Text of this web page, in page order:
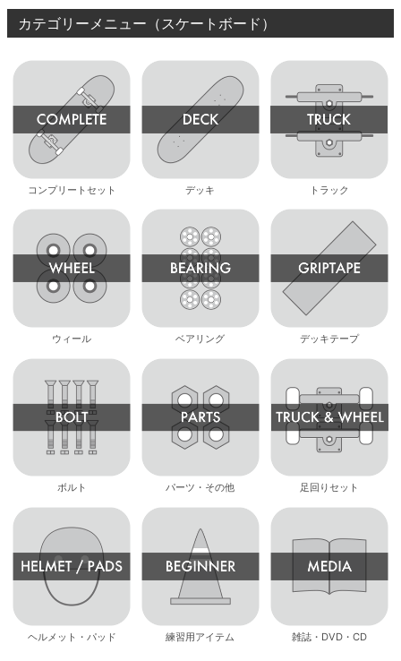
カテゴリーメニュー（スケートボード）
コンプリートセット デッキ トラック
ウィール ベアリング デッキテープ
ボルト パーツ・その他 足回りセット
ヘルメット・パッド 練習用アイテム 雑誌・DVD・CD